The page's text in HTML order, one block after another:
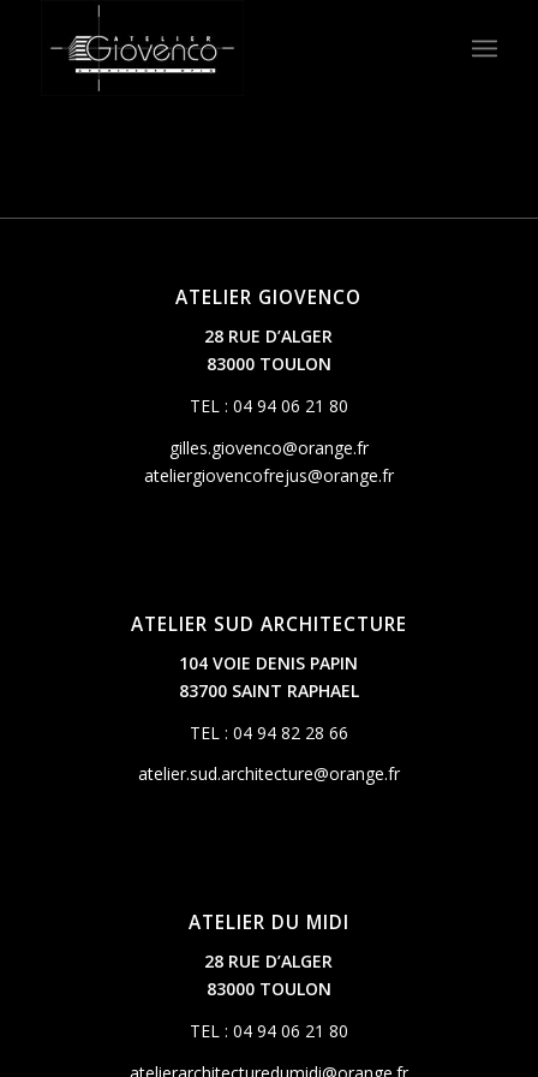
ATELIER GIOVENCO
28 RUE D’ALGER
83000 TOULON
TEL : 04 94 06 21 80
gilles.giovenco@orange.fr
ateliergiovencofrejus@orange.fr
ATELIER SUD ARCHITECTURE
104 VOIE DENIS PAPIN
83700 SAINT RAPHAEL
TEL : 04 94 82 28 66
atelier.sud.architecture@orange.fr
ATELIER DU MIDI
28 RUE D’ALGER
83000 TOULON
TEL : 04 94 06 21 80